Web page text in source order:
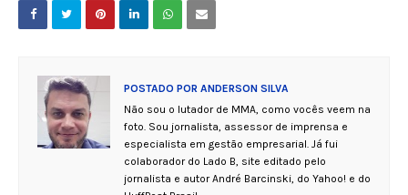
POSTADO POR ANDERSON SILVA
Não sou o lutador de MMA, como vocês veem na
foto. Sou jornalista, assessor de imprensa e
especialista em gestão empresarial. Já fui
colaborador do Lado B, site editado pelo
jornalista e autor André Barcinski, do Yahoo! e do